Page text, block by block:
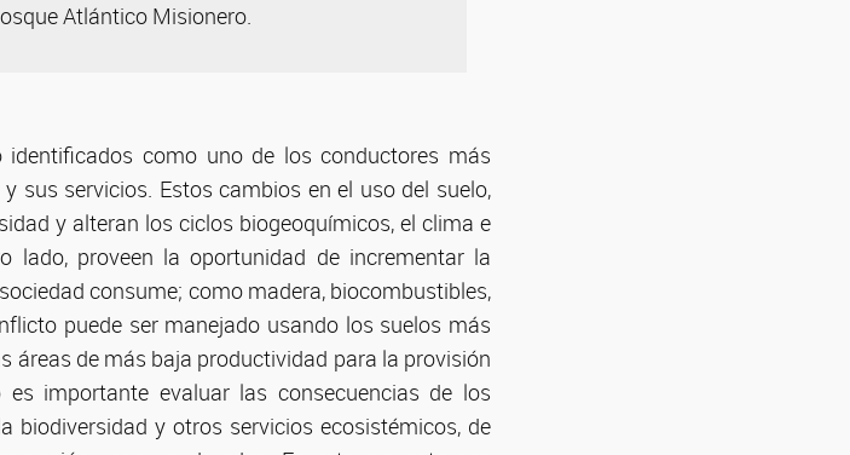
Atlántico Misionero.
como uno de los conductores más
sus servicios. Estos cambios en el uso del suelo,
y alteran los ciclos biogeoquímicos, el clima e
lado, proveen la oportunidad de incrementar la
consume; como madera, biocombustibles,
puede ser manejado usando los suelos más
áreas de más baja productividad para la provisión
importante evaluar las consecuencias de los
biodiversidad y otros servicios ecosistémicos, de